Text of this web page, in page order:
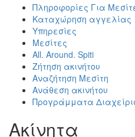
Πληροφορίες Για
Καταχώρηση αγγελίας
Υπηρεσίες
Μεσίτες
All. Around. Spiti
Ζήτηση ακινήτου
Αναζήτηση Μεσίτη
Ανάθεση ακινήτου
Προγράμματα
Ακίνητα